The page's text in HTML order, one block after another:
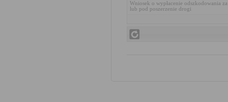
Wniosek o wypłacenie odszkodowania
lub pod poszerzenie drogi